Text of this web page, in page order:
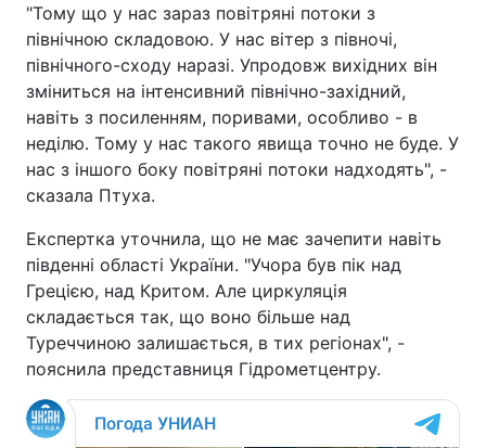
"Тому що у нас зараз повітряні потоки з
північною складовою. У нас вітер з півночі,
північного-сходу наразі. Упродовж вихідних він
зміниться на інтенсивний північно-західний,
навіть з посиленням, поривами, особливо - в
неділю. Тому у нас такого явища точно не буде. У
нас з іншого боку повітряні потоки надходять", -
сказала Птуха.
Експертка уточнила, що не має зачепити навіть
південні області України. "Учора був пік над
Грецією, над Критом. Але циркуляція
складається так, що воно більше над
Туреччиною залишається, в тих регіонах", -
пояснила представниця Гідрометцентру.